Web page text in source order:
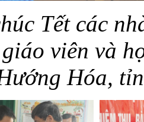
Tết các
viên và
Hóa,